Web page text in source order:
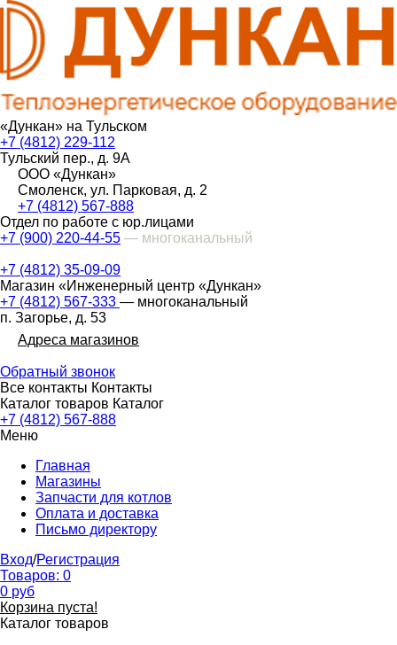
«Дункан» на Тульском
+7 (4812) 229-112
Тульский пер., д. 9А
ООО «Дункан»
Смоленск, ул. Парковая, д. 2
+7 (4812) 567-888
Отдел по работе с юр.лицами
+7 (900) 220-44-55 — многоканальный
+7 (4812) 35-09-09
Магазин «Инженерный центр «Дункан»
+7 (4812) 567-333 — многоканальный
п. Загорье, д. 53
Адреса магазинов
Обратный звонок
Все контакты Контакты
Каталог товаров Каталог
+7 (4812) 567-888
Меню
Главная
Магазины
Запчасти для котлов
Оплата и доставка
Письмо директору
Вход/Регистрация
Товаров: 0
0 руб
Корзина пуста!
Каталог товаров